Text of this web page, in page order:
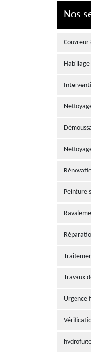
Nos
Couvreur
Habillage
Peinture
Travaux
Urgence